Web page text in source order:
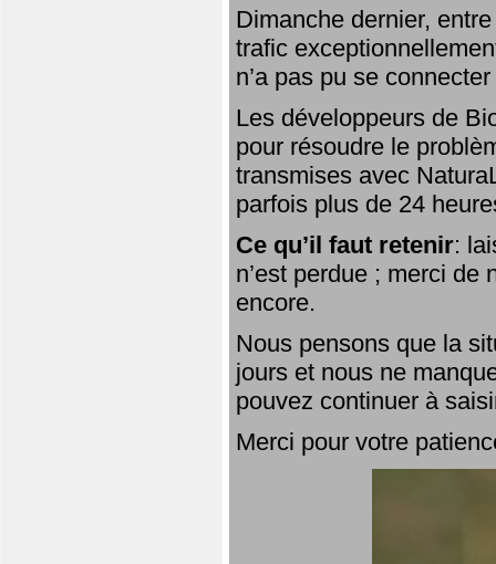
Dimanche dernier,
trafic
n’a pas pu se
Les développeurs de
pour résoudre le
transmises avec
parfois plus de 24
Ce qu’il faut retenir:
n’est perdue ; merci de
encore.
Nous pensons que la
jours et nous ne
pouvez continuer à
Merci pour votre